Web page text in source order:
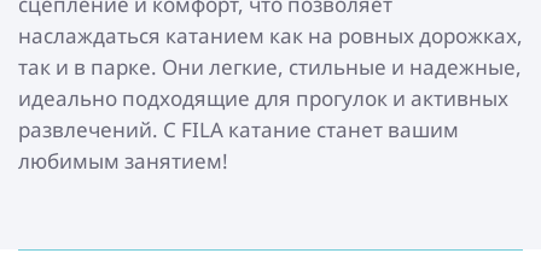
наслаждаться катанием как на ровных дорожках,
так и в парке. Они легкие, стильные и надежные,
идеально подходящие для прогулок и активных
развлечений. С FILA катание станет вашим
любимым занятием!